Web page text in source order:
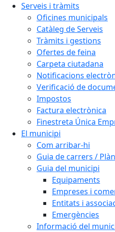
Serveis i tràmits
Oficines municipals
Catàleg de Serveis
Tràmits i gestions
Ofertes de feina
Carpeta ciutadana
Notificacions
Verificació de
Impostos
Factura electrònica
Finestreta Única
El municipi
Com arribar-hi
Guia de carrers /
Guia del municipi
Equipaments
Empreses i
Entitats i
Emergències
Informació del